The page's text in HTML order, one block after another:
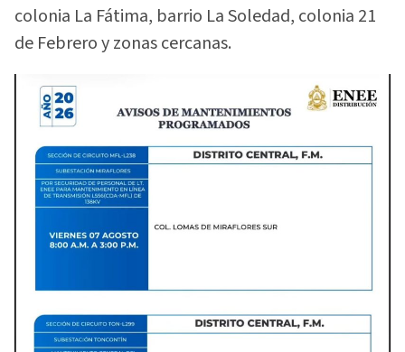
colonia La Fátima, barrio La Soledad, colonia 21
de Febrero y zonas cercanas.